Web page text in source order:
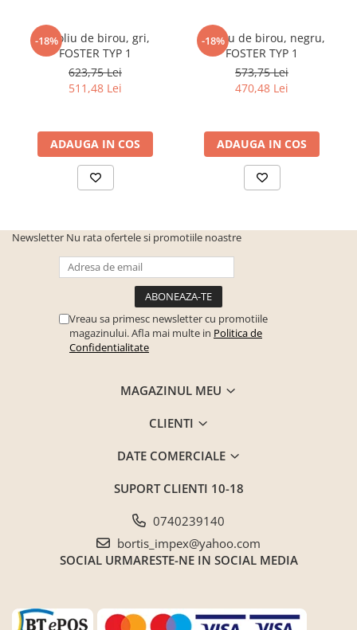
Mobilier Birou
Fotolii
Canapele birou
Dulapuri birou/bibliorafturi
Scaune Birou
Scaune conferinta-vizitator
Seturi mobilier birou complet
Birouri camera copilului
Canapele copii
COVOARE PUFOASE(SHAGGY)FIR
Mobilier Gradina
Banci gradina si terasa
Scaune de gradina
-18%
Fotoliu de birou, gri,
FOSTER TYP 1
623,75 Lei
511,48 Lei
ADAUGA IN COS
-18%
Fotoliu de birou, negru,
FOSTER TYP 1
573,75 Lei
470,48 Lei
ADAUGA IN COS
Newsletter Nu rata ofertele si promotiile noastre
Vreau sa primesc newsletter cu promotiile
magazinului. Afla mai multe in Politica de
Confidentialitate
MAGAZINUL MEU
CLIENTI
DATE COMERCIALE
SUPORT CLIENTI 10-18
0740239140
bortis_impex@yahoo.com
SOCIAL URMARESTE-NE IN SOCIAL MEDIA